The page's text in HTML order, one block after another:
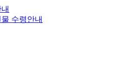
수령안내